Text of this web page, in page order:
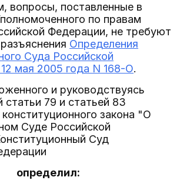
вопросы, поставленные в
по правам
Федерации, не требуют
Определения
Суда Российской
мая 2005 года N 168-О.
и руководствуясь
статьи 79 и статьей 83
закона "О
Суде Российской
Суд
определил: